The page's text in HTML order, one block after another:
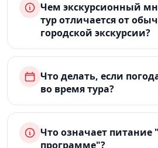
Чем экскурсионный
тур отличается от
городской экскурсии?
Что делать, если
во время тура?
Что означает питание
программе"?